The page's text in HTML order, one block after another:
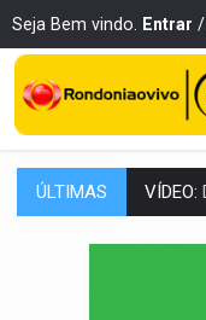
Seja Bem vindo. Entrar /
ÚLTIMAS